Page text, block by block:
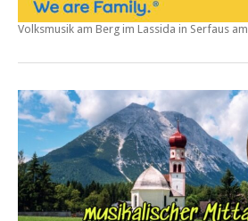
Volksmusik am Berg im Lassida in Serfaus am